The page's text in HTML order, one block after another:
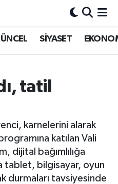
SİYASET
tatil
karnelerini alarak
katılan Vali
dijital bağımlılığa
tablet, bilgisayar, oyun
durmaları tavsiyesinde
ve Fikstür